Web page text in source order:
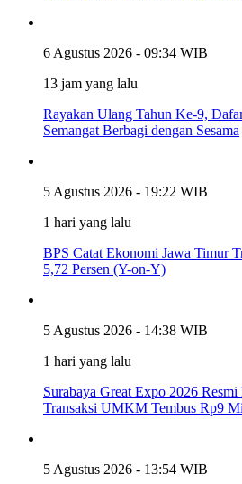
6 Agustus 2026 - 09:34 WIB
13 jam yang lalu
Rayakan Ulang Tahun Ke-9,
Semangat Berbagi dengan Sesama
5 Agustus 2026 - 19:22 WIB
1 hari yang lalu
BPS Catat Ekonomi Jawa Timur
5,72 Persen (Y-on-Y)
5 Agustus 2026 - 14:38 WIB
1 hari yang lalu
Surabaya Great Expo 2026
Transaksi UMKM Tembus Rp9
5 Agustus 2026 - 13:54 WIB